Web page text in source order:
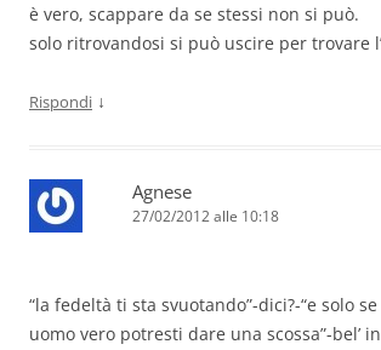
è vero, scappare da se stessi non si può.
solo ritrovandosi si può uscire per trovare
Rispondi ↓
Agnese
27/02/2012 alle 10:18
“la fedeltà ti sta svuotando”-dici?-“e solo
uomo vero potresti dare una scossa”-bel’